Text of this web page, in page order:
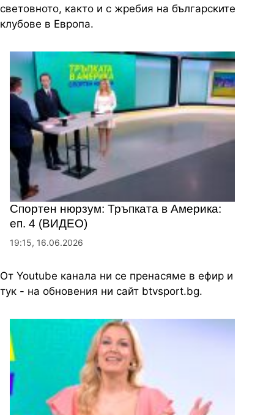
световното, както и с жребия на българските
клубове в Европа.
Спортен нюрзум: Тръпката в Америка:
еп. 4 (ВИДЕО)
19:15, 16.06.2026
От Youtube канала ни се пренасяме в ефир и
тук - на обновения ни сайт btvsport.bg.